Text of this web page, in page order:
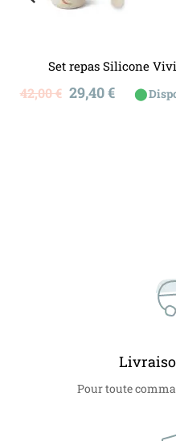
Set repas Silicone Vivi
Prix
42,00 € Prix
29,40 € ⬤
Pour toute